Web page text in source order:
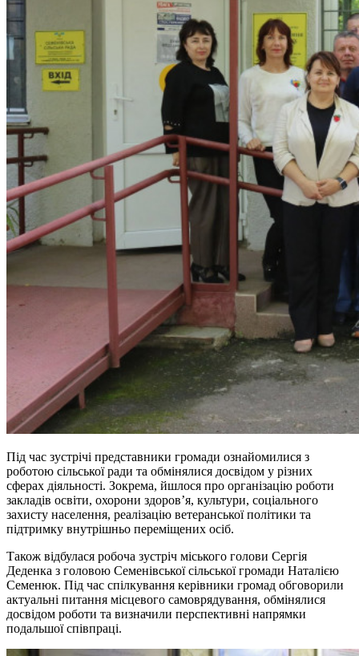
Під час зустрічі представники громади ознайомилися з
роботою сільської ради та обмінялися досвідом у різних
сферах діяльності. Зокрема, йшлося про організацію роботи
закладів освіти, охорони здоров’я, культури, соціального
захисту населення, реалізацію ветеранської політики та
підтримку внутрішньо переміщених осіб.
Також відбулася робоча зустріч міського голови Сергія
Деденка з головою Семенівської сільської громади Наталією
Семенюк. Під час спілкування керівники громад обговорили
актуальні питання місцевого самоврядування, обмінялися
досвідом роботи та визначили перспективні напрямки
подальшої співпраці.